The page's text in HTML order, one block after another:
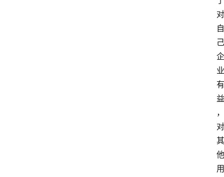
对
自
己
企
业
有
益
，
对
其
他
用